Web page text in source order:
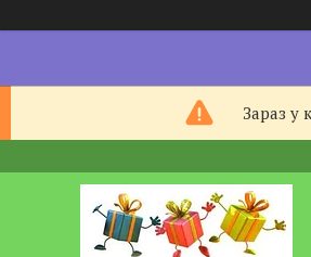
Зараз у